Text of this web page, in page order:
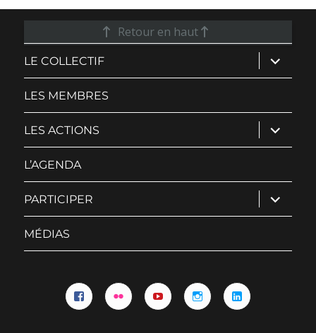
Retour en haut
LE COLLECTIF ouvrir
le
sous-
LES MEMBRES
LES ACTIONS ouvrir
le
sous-
L’AGENDA
PARTICIPER ouvrir
le
sous-
MÉDIAS